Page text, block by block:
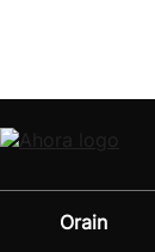
Orain